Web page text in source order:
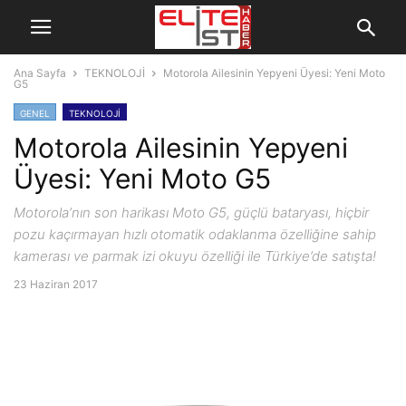
Ana Sayfa TEKNOLOJİ
Motorola Ailesinin Yepyeni Üyesi: Yeni Moto
G5
GENEL TEKNOLOJİ
Motorola Ailesinin Yepyeni
Üyesi: Yeni Moto G5
Motorola’nın son harikası Moto G5, güçlü bataryası, hiçbir
pozu kaçırmayan hızlı otomatik odaklanma özelliğine sahip
kamerası ve parmak izi okuyu özelliği ile Türkiye’de satışta!
23 Haziran 2017